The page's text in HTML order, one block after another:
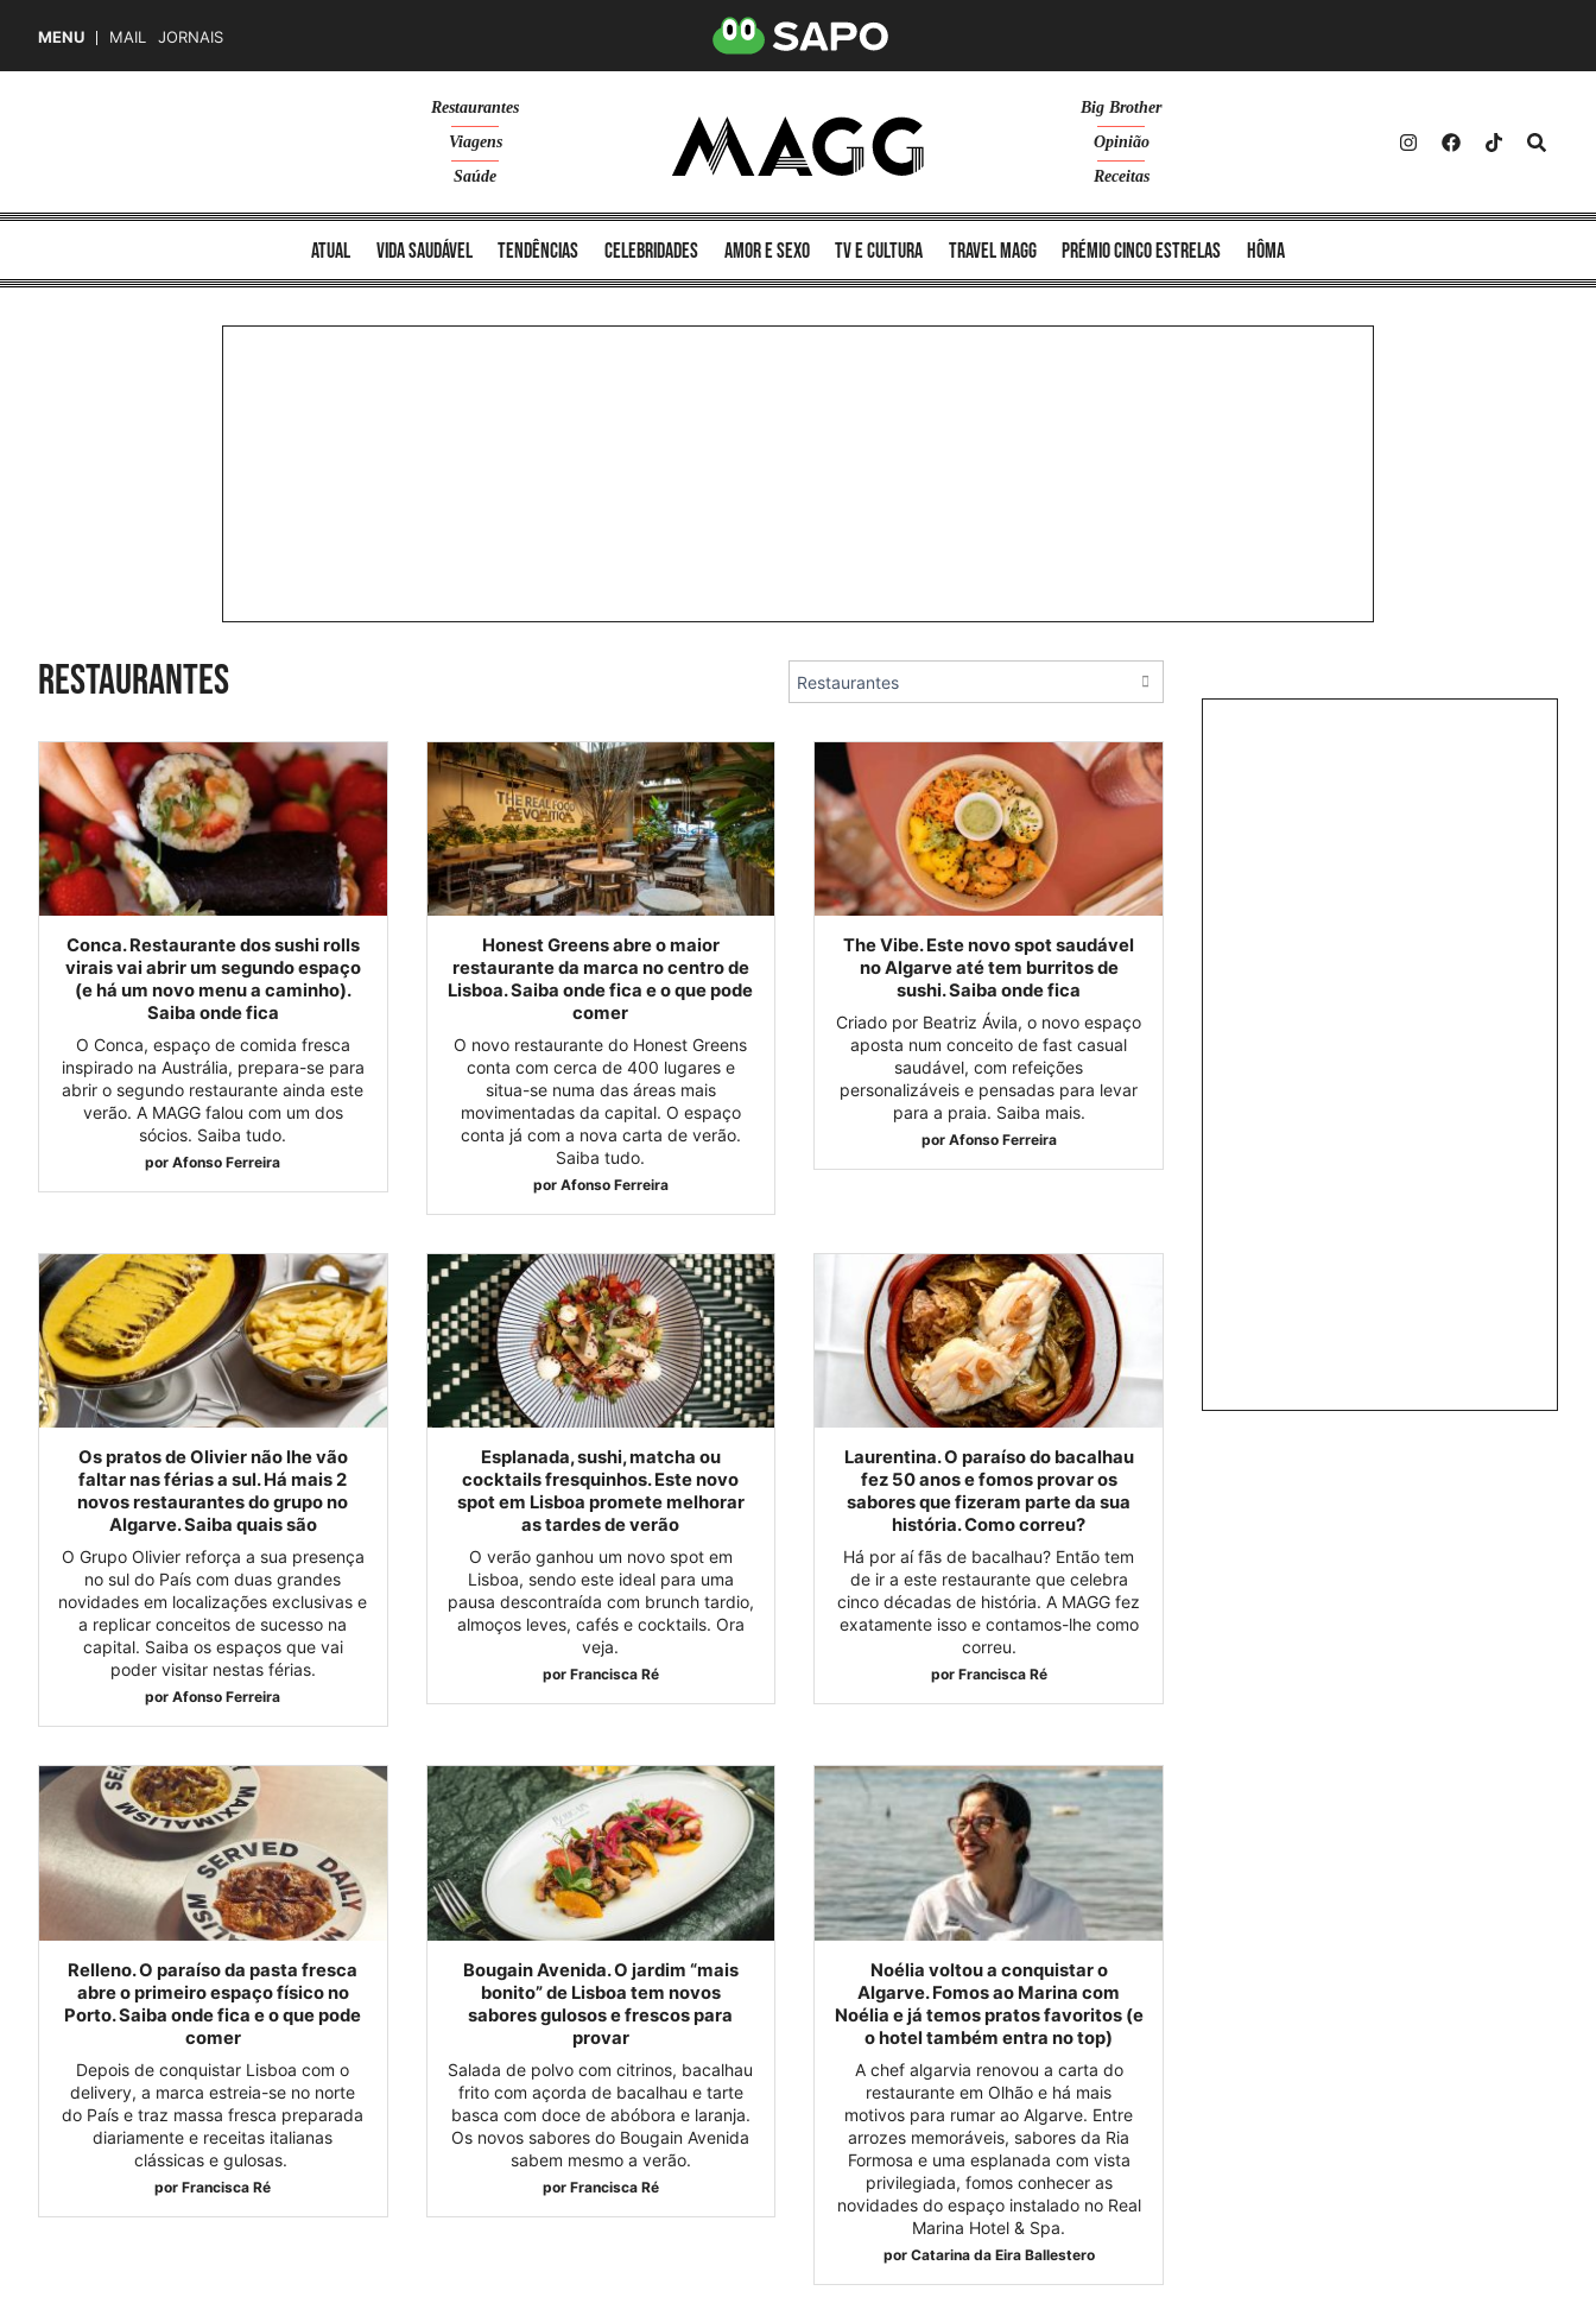
MENU MAIL JORNAIS
Restaurantes
Viagens
Saúde
Big Brother
Opinião
Receitas
atual vida saudável tendências celebridades amor e sexo TV e cultura Travel MAGG Prémio Cinco Estrelas Hôma
Restaurantes
Conca. Restaurante dos sushi rolls
virais vai abrir um segundo espaço
(e há um novo menu a caminho).
Saiba onde fica
O Conca, espaço de comida fresca
inspirado na Austrália, prepara-se para
abrir o segundo restaurante ainda este
verão. A MAGG falou com um dos
sócios. Saiba tudo.
por Afonso Ferreira
Honest Greens abre o maior
restaurante da marca no centro de
Lisboa. Saiba onde fica e o que pode
comer
O novo restaurante do Honest Greens
conta com cerca de 400 lugares e
situa-se numa das áreas mais
movimentadas da capital. O espaço
conta já com a nova carta de verão.
Saiba tudo.
por Afonso Ferreira
The Vibe. Este novo spot saudável
no Algarve até tem burritos de
sushi. Saiba onde fica
Criado por Beatriz Ávila, o novo espaço
aposta num conceito de fast casual
saudável, com refeições
personalizáveis e pensadas para levar
para a praia. Saiba mais.
por Afonso Ferreira
Os pratos de Olivier não lhe vão
faltar nas férias a sul. Há mais 2
novos restaurantes do grupo no
Algarve. Saiba quais são
O Grupo Olivier reforça a sua presença
no sul do País com duas grandes
novidades em localizações exclusivas e
a replicar conceitos de sucesso na
capital. Saiba os espaços que vai
poder visitar nestas férias.
por Afonso Ferreira
Esplanada, sushi, matcha ou
cocktails fresquinhos. Este novo
spot em Lisboa promete melhorar
as tardes de verão
O verão ganhou um novo spot em
Lisboa, sendo este ideal para uma
pausa descontraída com brunch tardio,
almoços leves, cafés e cocktails. Ora
veja.
por Francisca Ré
Laurentina. O paraíso do bacalhau
fez 50 anos e fomos provar os
sabores que fizeram parte da sua
história. Como correu?
Há por aí fãs de bacalhau? Então tem
de ir a este restaurante que celebra
cinco décadas de história. A MAGG fez
exatamente isso e contamos-lhe como
correu.
por Francisca Ré
Relleno. O paraíso da pasta fresca
abre o primeiro espaço físico no
Porto. Saiba onde fica e o que pode
comer
Depois de conquistar Lisboa com o
delivery, a marca estreia-se no norte
do País e traz massa fresca preparada
diariamente e receitas italianas
clássicas e gulosas.
por Francisca Ré
Bougain Avenida. O jardim “mais
bonito” de Lisboa tem novos
sabores gulosos e frescos para
provar
Salada de polvo com citrinos, bacalhau
frito com açorda de bacalhau e tarte
basca com doce de abóbora e laranja.
Os novos sabores do Bougain Avenida
sabem mesmo a verão.
por Francisca Ré
Noélia voltou a conquistar o
Algarve. Fomos ao Marina com
Noélia e já temos pratos favoritos (e
o hotel também entra no top)
A chef algarvia renovou a carta do
restaurante em Olhão e há mais
motivos para rumar ao Algarve. Entre
arrozes memoráveis, sabores da Ria
Formosa e uma esplanada com vista
privilegiada, fomos conhecer as
novidades do espaço instalado no Real
Marina Hotel & Spa.
por Catarina da Eira Ballestero